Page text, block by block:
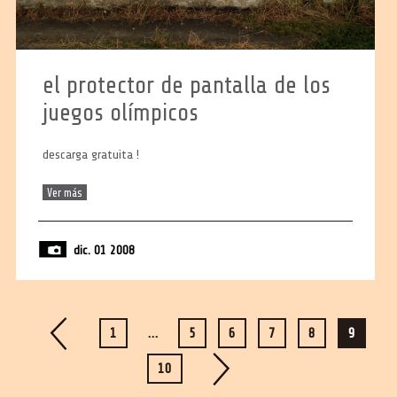
el protector de pantalla de los
juegos olímpicos
descarga gratuita !
Ver más
dic. 01 2008
1 … 5 6 7 8 9
10